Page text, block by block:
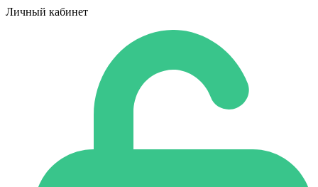
Личный кабинет